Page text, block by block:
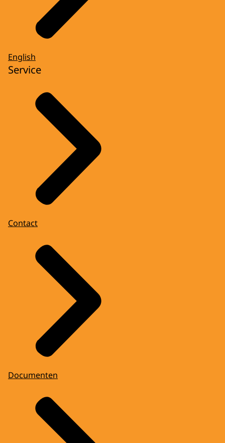
English
Service
Contact
Documenten